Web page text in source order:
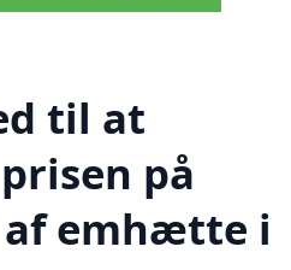
til at
på
emhætte i